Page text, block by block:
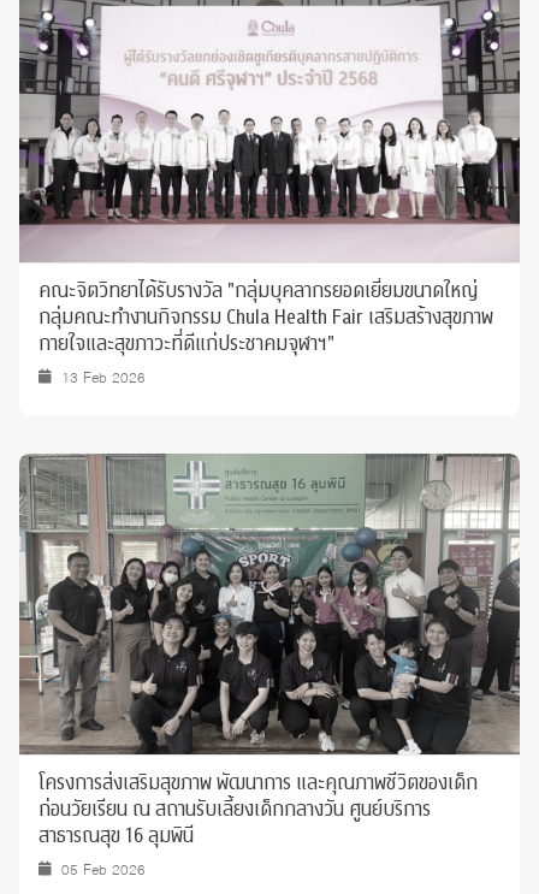
คณะจิตวิทยาได้รับรางวัล "กลุ่มบุคลากรยอดเยี่ยมขนาดใหญ่
กลุ่มคณะทำงานกิจกรรม Chula Health Fair เสริมสร้างสุขภาพ
กายใจและสุขภาวะที่ดีแก่ประชาคมจุฬาฯ"
13 Feb 2026
โครงการส่งเสริมสุขภาพ พัฒนาการ และคุณภาพชีวิตของเด็ก
ก่อนวัยเรียน ณ สถานรับเลี้ยงเด็กกลางวัน ศูนย์บริการ
สาธารณสุข 16 ลุมพินี
05 Feb 2026